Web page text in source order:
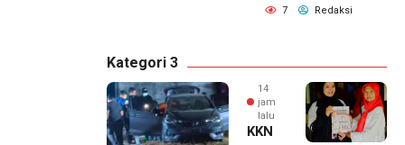
7 Redaksi
Kategori 3
14
jam
lalu
KKN